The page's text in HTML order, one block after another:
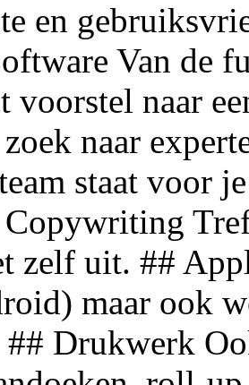
en
Van de
voorstel naar
naar
staat voor
zelf uit. ##
maar ook
## Drukwerk